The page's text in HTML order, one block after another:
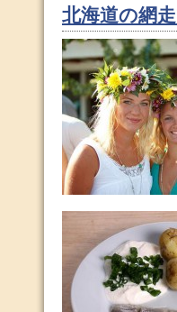
北海道の網